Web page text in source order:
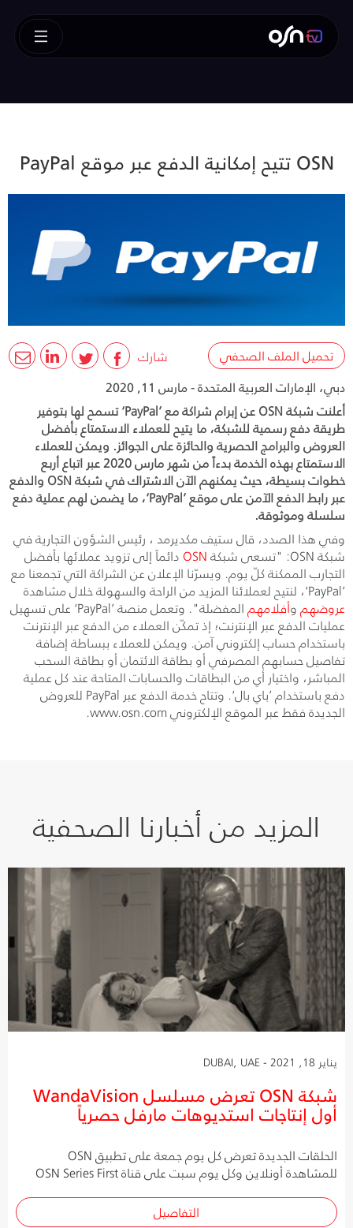
OSN تتيح إمكانية الدفع عبر موقع PayPal
شارك
تحميل الملف الصحفي
دبي، الإمارات العربية المتحدة - مارس 11, 2020
أعلنت شبكة OSN عن إبرام شراكة مع ’PayPal‘ تسمح لها بتوفير
طريقة دفع رسمية للشبكة، ما يتيح للعملاء الاستمتاع بأفضل
العروض والبرامج الحصرية والحائزة على الجوائز. ويمكن للعملاء
الاستمتاع بهذه الخدمة بدءاً من شهر مارس 2020 عبر اتباع أربع
خطوات بسيطة، حيث يمكنهم الآن الاشتراك في شبكة OSN والدفع
عبر رابط الدفع الآمن على موقع ’PayPal‘، ما يضمن لهم عملية دفع
سلسلة وموثوقة.
وفي هذا الصدد، قال ستيف مكديرمد ، رئيس الشؤون التجارية في
شبكة OSN: "تسعى شبكة OSNدائماً إلى تزويد عملائها بأفضل
التجارب الممكنة كلّ يوم. ويسرّنا الإعلان عن الشراكة التي تجمعنا مع
’PayPal‘، لنتيح لعملائنا المزيد من الراحة والسهولة خلال مشاهدة
عروضهموأفلامهم المفضلة". وتعمل منصة ’PayPal‘ على تسهيل
عمليات الدفع عبر الإنترنت؛ إذ تمكّن العملاء من الدفع عبر الإنترنت
باستخدام حساب إلكتروني آمن. ويمكن للعملاء ببساطة إضافة
تفاصيل حسابهم المصرفي أو بطاقة الائتمان أو بطاقة السحب
المباشر، واختيار أي من البطاقات والحسابات المتاحة عند كل عملية
دفع باستخدام ’باي بال‘. وتتاح خدمة الدفع عبر PayPal للعروض
الجديدة فقط عبر الموقع الإلكتروني www.osn.com.
المزيد من أخبارنا الصحفية
يناير 18, 2021 - DUBAI, UAE
شبكة OSN تعرض مسلسل WandaVision
أول إنتاجات استديوهات مارفل حصرياً
الحلقات الجديدة تعرض كل يوم جمعة على تطبيق OSN
للمشاهدة أونلاين وكل يوم سبت على قناة OSN Series First
التفاصيل